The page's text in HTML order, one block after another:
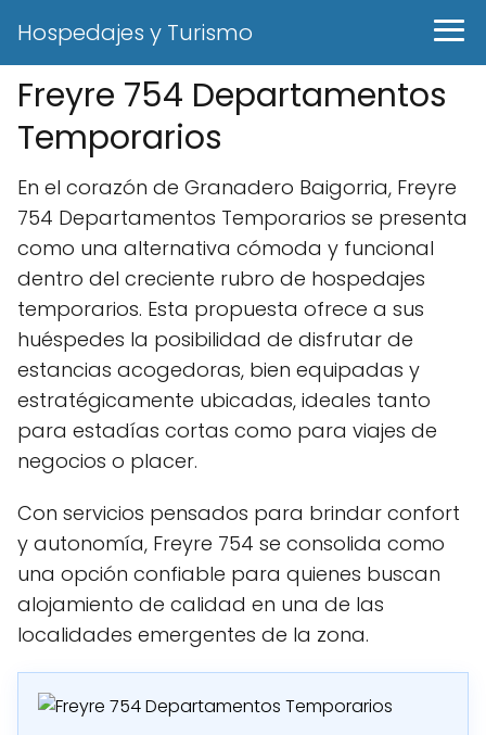
Hospedajes y Turismo
Freyre 754 Departamentos
Temporarios
En el corazón de Granadero Baigorria, Freyre
754 Departamentos Temporarios se presenta
como una alternativa cómoda y funcional
dentro del creciente rubro de hospedajes
temporarios. Esta propuesta ofrece a sus
huéspedes la posibilidad de disfrutar de
estancias acogedoras, bien equipadas y
estratégicamente ubicadas, ideales tanto
para estadías cortas como para viajes de
negocios o placer.
Con servicios pensados para brindar confort
y autonomía, Freyre 754 se consolida como
una opción confiable para quienes buscan
alojamiento de calidad en una de las
localidades emergentes de la zona.